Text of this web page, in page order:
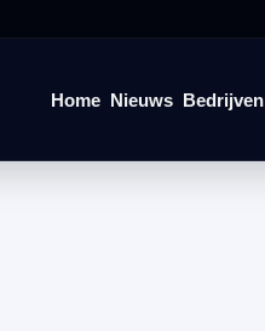
Home Nieuws Bedrijven